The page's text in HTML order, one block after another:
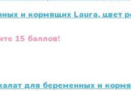
и кормящих Laura, цвет
15 баллов!